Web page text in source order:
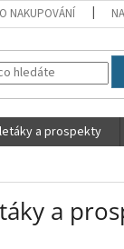
O NAKUPOVÁNÍ
a prospekty
a